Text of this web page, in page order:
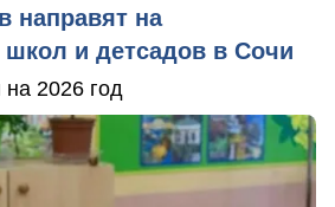
направят на
школ и детсадов в Сочи
2026 год